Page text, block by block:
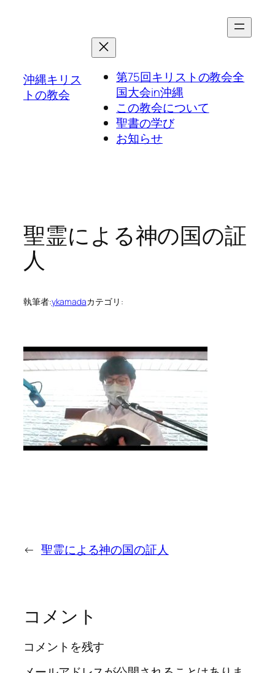
沖縄キリス
トの教会
第75回キリストの教会全
国大会in沖縄
この教会について
聖書の学び
お知らせ
聖霊による神の国の証
人
執筆者:ykamadaカテゴリ:
← 聖霊による神の国の証人
コメント
コメントを残す